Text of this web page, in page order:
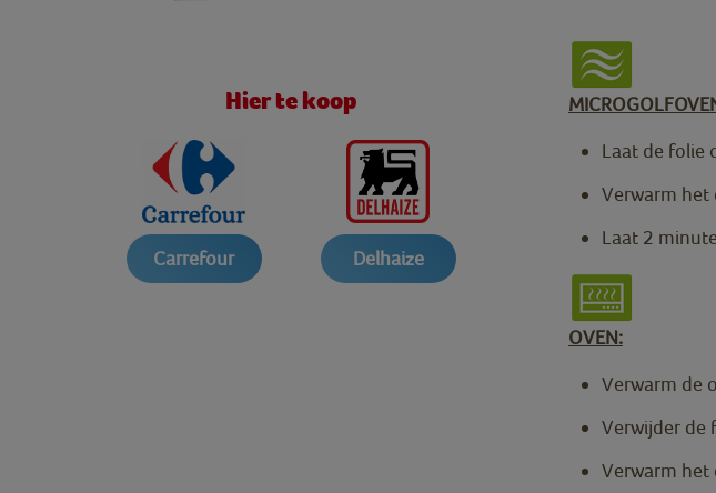
Hier te koop
Carrefour Delhaize
Laat de folie
Verwarm
Laat 2
OVEN:
Verwarm de
Verwijder de
Verwarm